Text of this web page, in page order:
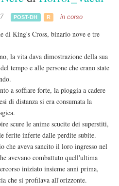
POST-DH R in corso
di King's Cross, binario nove e tre
la vita dava dimostrazione della sua
tempo e alle persone che erano state
a soffiare forte, la pioggia a cadere
di distanza si era consumata la
scure le anime scucite dei superstiti,
ferite inferte dalle perdite subite.
aveva sancito il loro ingresso nel
avevano combattuto quell'ultima
iniziato insieme anni prima,
che si profilava all'orizzonte.